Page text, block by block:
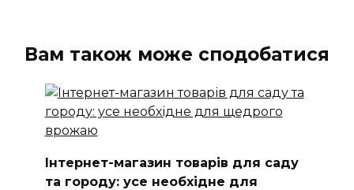
Вам також може сподобатися
Інтернет-магазин товарів для саду
та городу: усе необхідне для